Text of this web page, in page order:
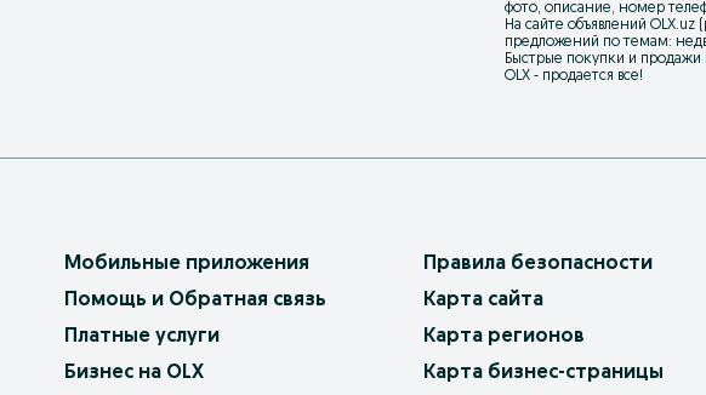
фото, описание, номер
На сайте объявлений
предложений по темам:
Быстрые покупки и продажи
OLX - продается все!
Мобильные приложения
Помощь и Обратная связь
Платные услуги
Бизнес на OLX
Правила безопасности
Карта сайта
Карта регионов
Карта бизнес-страницы